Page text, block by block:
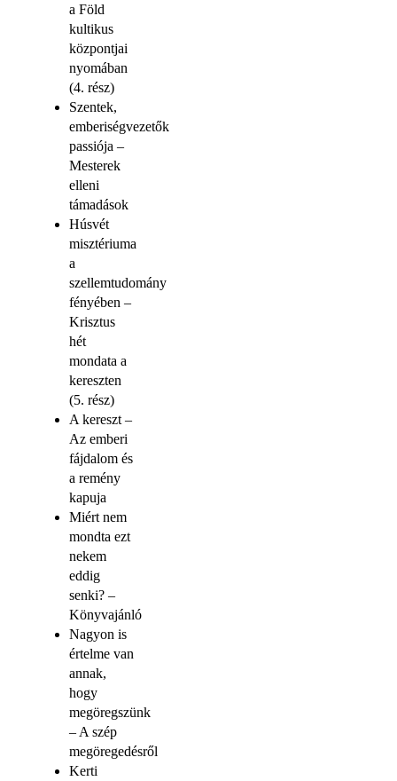
a Föld
kultikus
központjai
nyomában
(4. rész)
Szentek,
emberiségvezetők
passiója –
Mesterek
elleni
támadások
Húsvét
misztériuma
a
szellemtudomány
fényében –
Krisztus
hét
mondata a
kereszten
(5. rész)
A kereszt –
Az emberi
fájdalom és
a remény
kapuja
Miért nem
mondta ezt
nekem
eddig
senki? –
Könyvajánló
Nagyon is
értelme van
annak,
hogy
megöregszünk
– A szép
megöregedésről
Kerti